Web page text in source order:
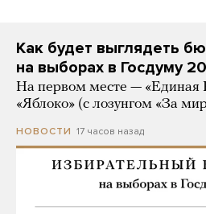
Как будет выглядеть
на выборах в Госдуму
На первом месте — «Единая
«Яблоко» (с лозунгом «За
НОВОСТИ 17 часов назад